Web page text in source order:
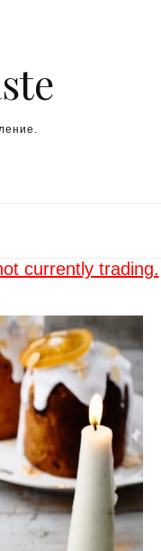
currently trading.